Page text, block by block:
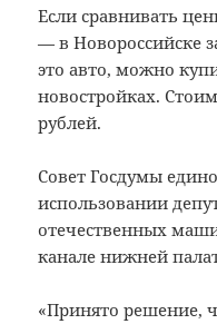
Если сравнивать
— в Новороссийске
это авто, можно
новостройках.
рублей.
Совет Госдумы
использовании
отечественных
канале нижней
«Принято решение,